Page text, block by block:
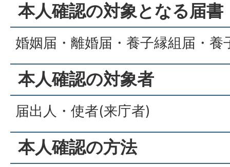
本人確認の対象となる届書
婚姻届・離婚届・養子縁組届・養
本人確認の対象者
届出人・使者(来庁者)
本人確認の方法